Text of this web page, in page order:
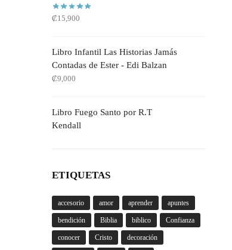
₡15,900
Libro Infantil Las Historias Jamás
Contadas de Ester - Edi Balzan
₡9,000
Libro Fuego Santo por R.T
Kendall
ETIQUETAS
accesorio amor aprender apuntes
bendición Biblia biblico Confianza
conocer Cristo decoración